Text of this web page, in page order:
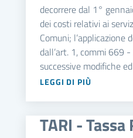
decorrere dal 1°
dei costi relativi ai
Comuni;
dall’art. 1, commi 669
successive modifiche
LEGGI DI PIÙ
TARI -